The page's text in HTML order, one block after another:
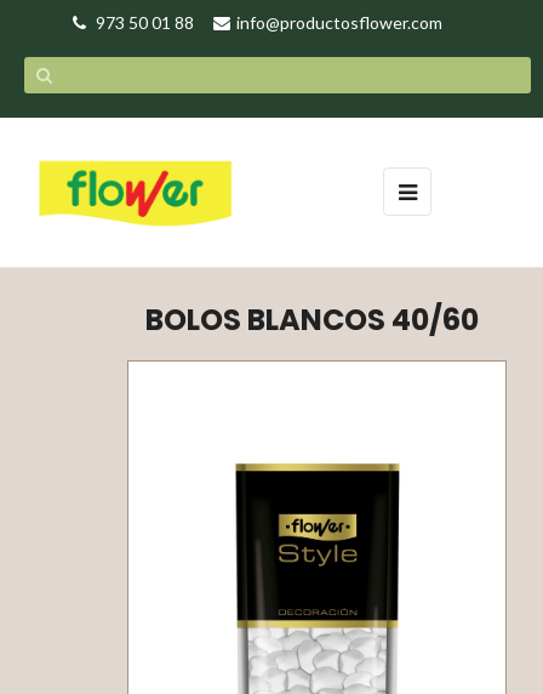
973 50 01 88 info@productosflower.com
Navegación
de
☰
BOLOS BLANCOS 40/60